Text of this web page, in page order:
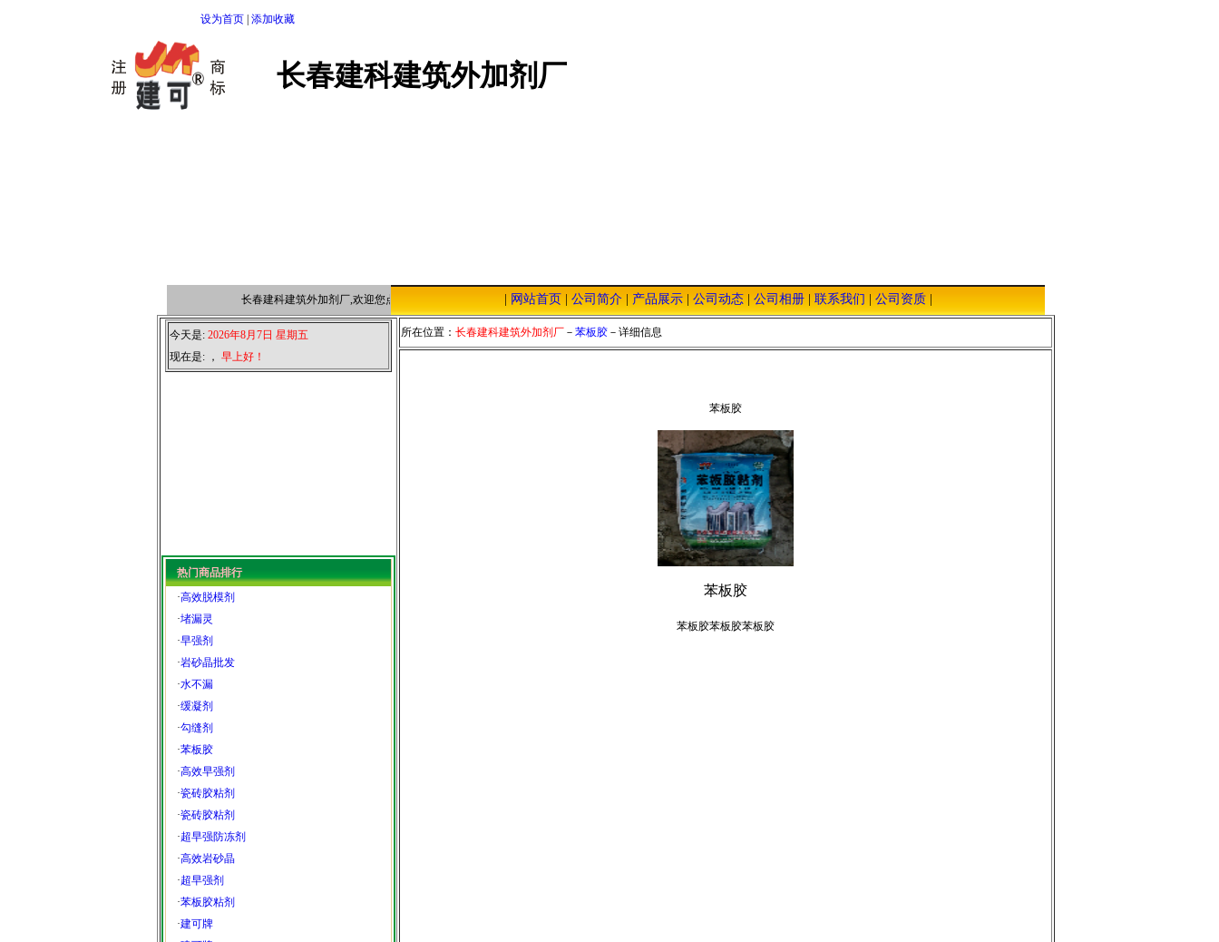
设为首页 添加收藏
长春建科建筑外加剂厂,欢迎您点击本站，我们将以优质的服务，低廉的价格，恭迎您的光临！
网站首页| 公司简介| 产品展示| 公司动态| 公司相册| 联系我们 公司资质|
长春建科建筑外加剂厂
今天是: 2026年8月7日 星期五
现在是: ， 早上好！
热门商品排行
·高效脱模剂
·堵漏灵
·早强剂
·岩砂晶批发
·水不漏
·缓凝剂
·勾缝剂
·苯板胶
·高效早强剂
·瓷砖胶粘剂
·瓷砖胶粘剂
·超早强防冻剂
·高效岩砂晶
·超早强剂
·苯板胶粘剂
·建可牌
所在位置： 长春建科建筑外加剂厂 － 苯板胶 －详细信息
苯板胶
苯板胶
苯板胶苯板胶苯板胶